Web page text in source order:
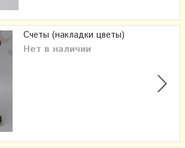
Счеты (накладки цветы)
Нет в наличии